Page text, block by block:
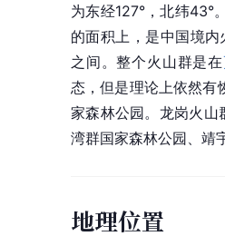
为东经127°，北纬43°
的面积上，是中国境
之间。整个火山群是在
态，但是理论上依然有
家森林公园。龙岗火山
湾群国家森林公园、靖
地理位置